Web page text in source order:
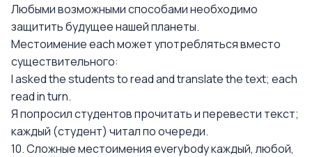
Любыми возможными способами необходимо
защитить будущее нашей планеты.
Местоимение each может употребляться вместо
существительного:
I asked the students to read and translate the text; each
read in turn.
Я попросил студентов прочитать и перевести текст;
каждый (студент) читал по очереди.
10. Сложные местоимения everybody каждый, любой,